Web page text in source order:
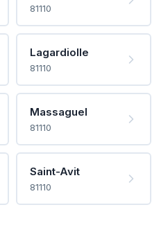
81110
Lagardiolle
81110
Massaguel
81110
Saint-Avit
81110